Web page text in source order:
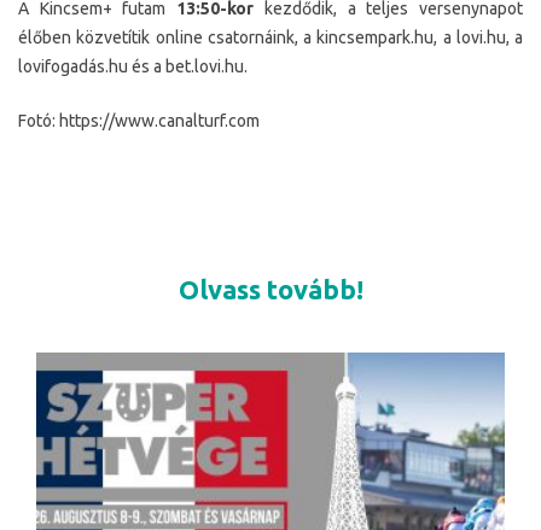
A Kincsem+ futam 13:50-kor
kezdődik, a teljes versenynapot
élőben közvetítik online csatornáink, a kincsempark.hu, a lovi.hu, a
lovifogadás.hu és a bet.lovi.hu.
Fotó: https://www.canalturf.com
Olvass tovább!